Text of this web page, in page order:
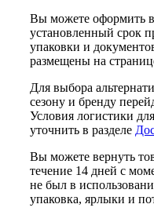
Вы можете оформить
установленный срок
упаковки и
размещены на
Для выбора
сезону и бренду
Условия логистики
уточнить в разделе
Вы можете вернуть
течение 14 дней с
не был в
упаковка, ярлыки и